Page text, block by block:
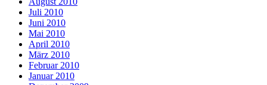
Juli 2010
Juni 2010
Mai 2010
April 2010
März 2010
Februar 2010
Januar 2010